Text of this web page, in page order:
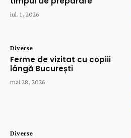
iul. 1, 2026
Diverse
Ferme de vizitat cu copiii
lângă București
mai 28, 2026
Diverse